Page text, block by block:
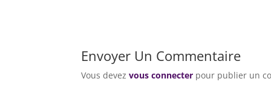
Envoyer Un Commentaire
Vous devezvous connecter pour publier un